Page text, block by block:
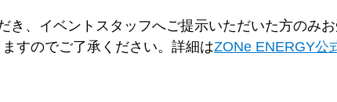
、イベントスタッフへご提示いただいた方のみ
すのでご了承ください。詳細はZONe ENERGY公